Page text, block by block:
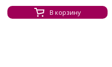
В корзину